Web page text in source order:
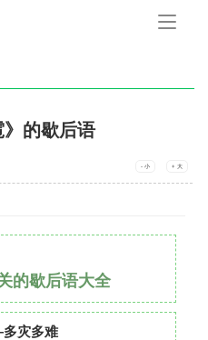
手
的歇后语
- 小 + 大
的歇后语大全
灾多难